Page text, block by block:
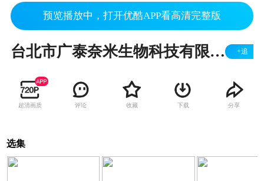
预览播放中，打开优酷APP看高清完整版
台北市广泰奈米生物科技有限公司绿能之宝系列(NNTD) - 简介与导入 +追
超清画质 评论 收藏 下载 分享
选集